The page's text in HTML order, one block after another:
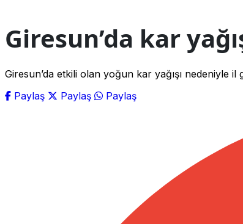
Giresun’da kar
Giresun’da etkili olan yoğun kar yağışı nedeniyle il
Paylaş
Paylaş Paylaş